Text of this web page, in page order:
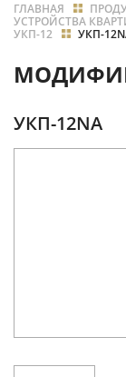
ГЛАВНАЯ
УСТРОЙСТВА
УКП-12
УКП-
УКП-12NA